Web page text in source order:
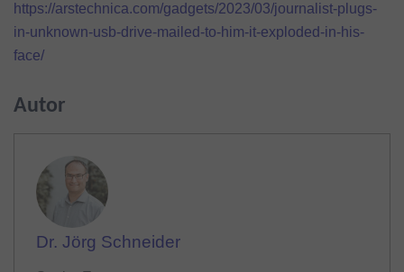
https://arstechnica.com/gadgets/2023/03/journalist-plugs-
in-unknown-usb-drive-mailed-to-him-it-exploded-in-his-
face/
Autor
Dr. Jörg Schneider